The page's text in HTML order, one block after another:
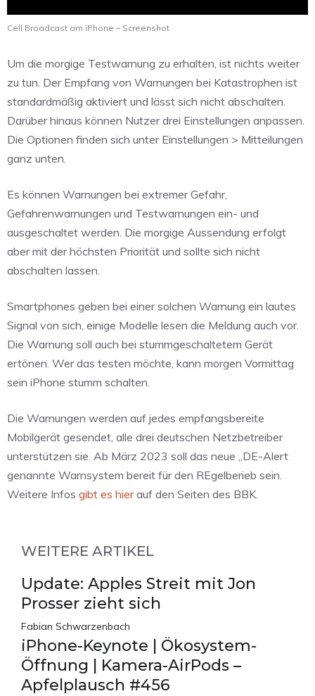
Cell Broadcast am iPhone – Screenshot
Um die morgige Testwarnung zu erhalten, ist nichts weiter
zu tun. Der Empfang von Warnungen bei Katastrophen ist
standardmäßig aktiviert und lässt sich nicht abschalten.
Darüber hinaus können Nutzer drei Einstellungen anpassen.
Die Optionen finden sich unter Einstellungen > Mitteilungen
ganz unten.
Es können Warnungen bei extremer Gefahr,
Gefahrenwarnungen und Testwarnungen ein- und
ausgeschaltet werden. Die morgige Aussendung erfolgt
aber mit der höchsten Priorität und sollte sich nicht
abschalten lassen.
Smartphones geben bei einer solchen Warnung ein lautes
Signal von sich, einige Modelle lesen die Meldung auch vor.
Die Warnung soll auch bei stummgeschaltetem Gerät
ertönen. Wer das testen möchte, kann morgen Vormittag
sein iPhone stumm schalten.
Die Warnungen werden auf jedes empfangsbereite
Mobilgerät gesendet, alle drei deutschen Netzbetreiber
unterstützen sie. Ab März 2023 soll das neue „DE-Alert
genannte Warnsystem bereit für den REgelberieb sein.
Weitere Infos gibt es hierauf den Seiten des BBK.
WEITERE ARTIKEL
Update: Apples Streit mit Jon
Prosser zieht sich
Fabian Schwarzenbach
iPhone-Keynote | Ökosystem-
Öffnung | Kamera-AirPods –
Apfelplausch #456